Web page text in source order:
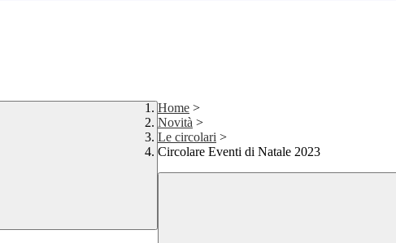
Home >
Novità >
Le circolari >
Circolare Eventi di Natale 2023